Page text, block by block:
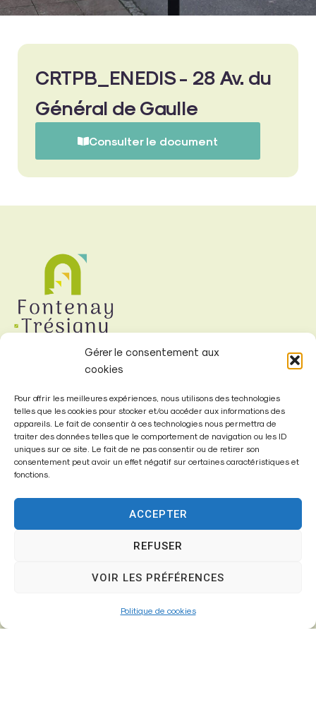
Gérer le consentement aux
cookies
Pour offrir les meilleures expériences, nous utilisons des technologies
telles que les cookies pour stocker et/ou accéder aux informations des
appareils. Le fait de consentir à ces technologies nous permettra de
traiter des données telles que le comportement de navigation ou les ID
uniques sur ce site. Le fait de ne pas consentir ou de retirer son
consentement peut avoir un effet négatif sur certaines caractéristiques et
fonctions.
ACCEPTER
REFUSER
VOIR LES PRÉFÉRENCES
Politique de cookies
CRTPB_ENEDIS - 28 Av. du
Général de Gaulle
Consulter le document
Mairie de
Fontenay-Trésigny
Mairie,
26 Av. du Général de Gaulle
01 64 25 90 67
mairie@fontenay-tresigny.fr